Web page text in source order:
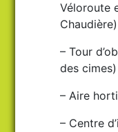
Véloroute
Chaudière)
– Tour
des cimes)
– Aire
– Centre